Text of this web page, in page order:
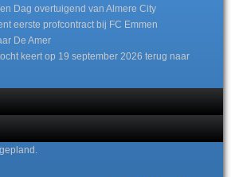
Dag overtuigend van Almere City
eerste profcontract bij FC Emmen
De Amer
keert op 19 september 2026 terug naar